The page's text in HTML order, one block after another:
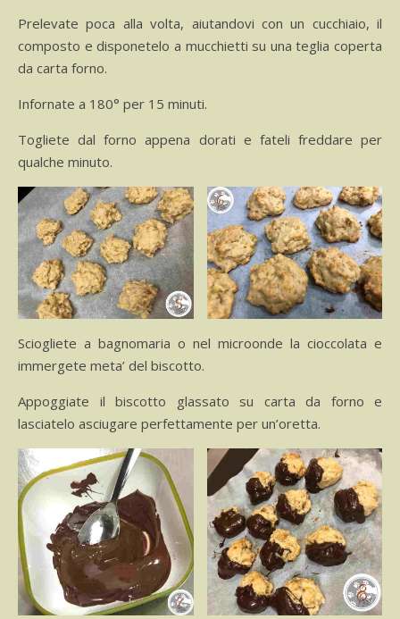
Prelevate poca alla volta, aiutandovi con un cucchiaio, il
composto e disponetelo a mucchietti su una teglia coperta
da carta forno.
Infornate a 180° per 15 minuti.
Togliete dal forno appena dorati e fateli freddare per
qualche minuto.
Sciogliete a bagnomaria o nel microonde la cioccolata e
immergete meta’ del biscotto.
Appoggiate il biscotto glassato su carta da forno e
lasciatelo asciugare perfettamente per un’oretta.